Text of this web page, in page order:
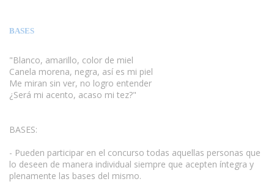
BASES
"Blanco, amarillo, color de miel
Canela morena, negra, así es mi piel
Me miran sin ver, no logro entender
¿Será mi acento, acaso mi tez?"
BASES:
- Pueden participar en el concurso todas aquellas personas que
lo deseen de manera individual siempre que acepten íntegra y
plenamente las bases del mismo.